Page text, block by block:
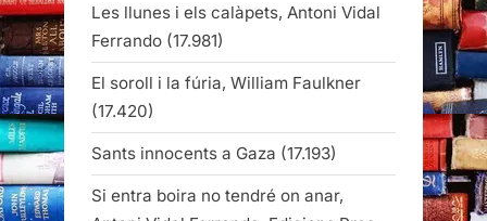
Les llunes i els calàpets, Antoni Vidal
Ferrando (17.981)
El soroll i la fúria, William Faulkner
(17.420)
Sants innocents a Gaza (17.193)
Si entra boira no tendré on anar,